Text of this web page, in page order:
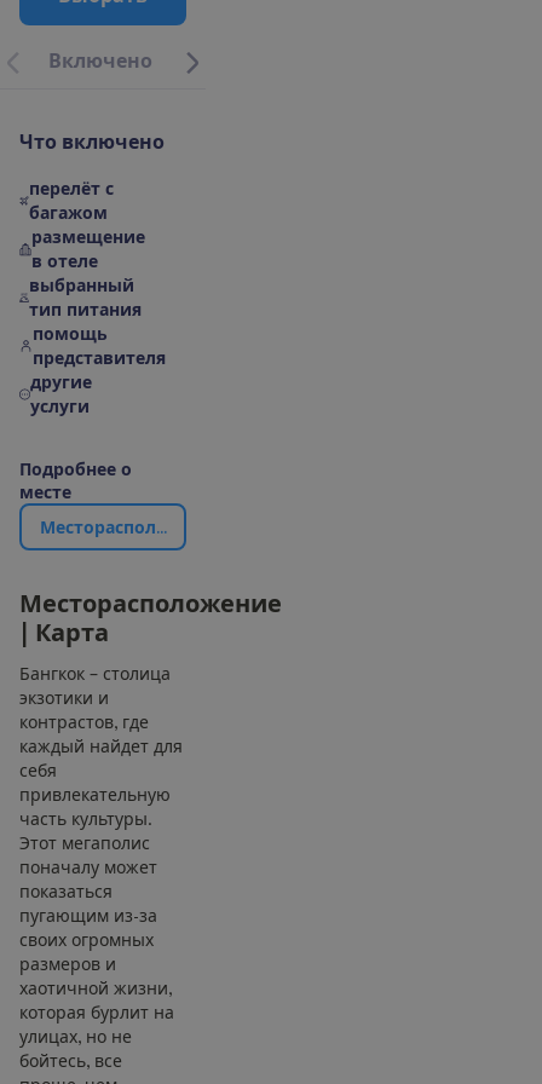
Включено ес
Что включено
перелёт с
багажом
размещение
в отеле
выбранный
тип питания
помощь
представителя
другие
услуги
Подробнее о
месте
Месторасполож
Месторасположение
Карта
Бангкок – столица
экзотики и
контрастов, где
каждый найдет для
себя
привлекательную
часть культуры.
Этот мегаполис
поначалу может
показаться
пугающим из-за
своих огромных
размеров и
хаотичной жизни,
которая бурлит на
улицах, но не
бойтесь, все